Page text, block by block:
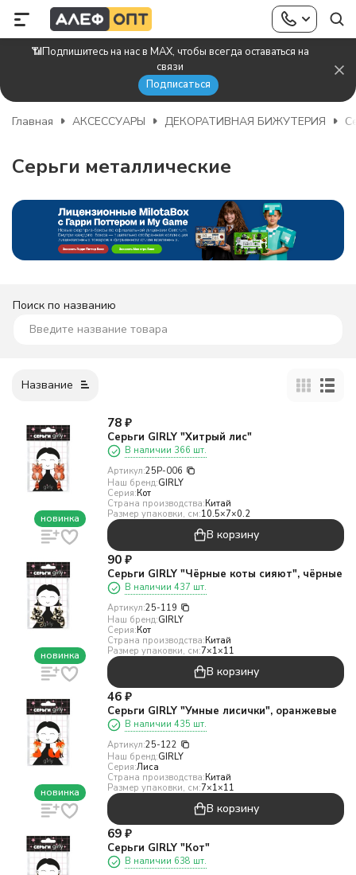
📶Подпишитесь на нас в MAX, чтобы всегда оставаться на
связи
Подписаться
Главная АКСЕССУАРЫ ДЕКОРАТИВНАЯ БИЖУТЕРИЯ
Серьги металлические
Поиск по названию
Название
новинка
78 ₽
Серьги GIRLY "Хитрый лис"
В наличии 366 шт.
Артикул:25P-006
Наш бренд:GIRLY
Серия:Кот
Страна производства:Китай
Размер упаковки, см:10.5×7×0.2
В корзину
новинка
90 ₽
Серьги GIRLY "Чёрные коты сияют", чёрные
В наличии 437 шт.
Артикул:25-119
Наш бренд:GIRLY
Серия:Кот
Страна производства:Китай
Размер упаковки, см:7×1×11
В корзину
новинка
46 ₽
Серьги GIRLY "Умные лисички", оранжевые
В наличии 435 шт.
Артикул:25-122
Наш бренд:GIRLY
Серия:Лиса
Страна производства:Китай
Размер упаковки, см:7×1×11
В корзину
69 ₽
Серьги GIRLY "Кот"
В наличии 638 шт.